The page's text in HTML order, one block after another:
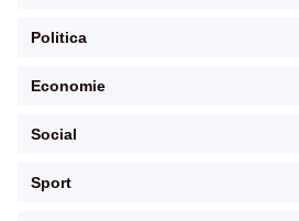
Politica
Economie
Social
Sport